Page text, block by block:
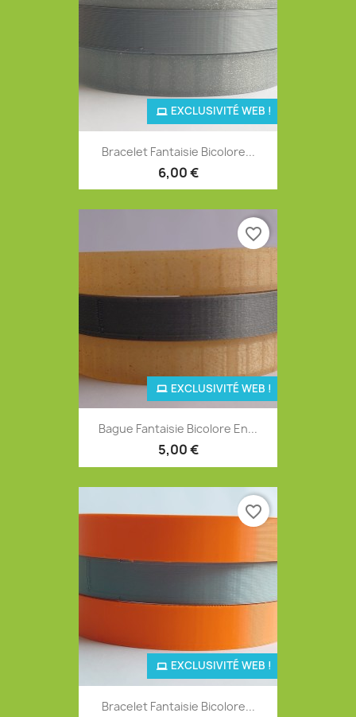
Bracelet Fantaisie Bicolore...
6,00 €
EXCLUSIVITÉ WEB !
Bague Fantaisie Bicolore En...
5,00 €
EXCLUSIVITÉ WEB !
favorite_border
Bracelet Fantaisie Bicolore...
EXCLUSIVITÉ WEB !
favorite_border